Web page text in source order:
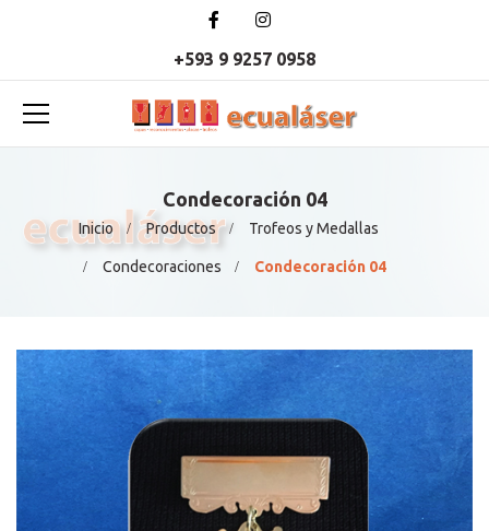
+593 9 9257 0958
Condecoración 04
Inicio Productos Trofeos y Medallas
Condecoraciones Condecoración 04